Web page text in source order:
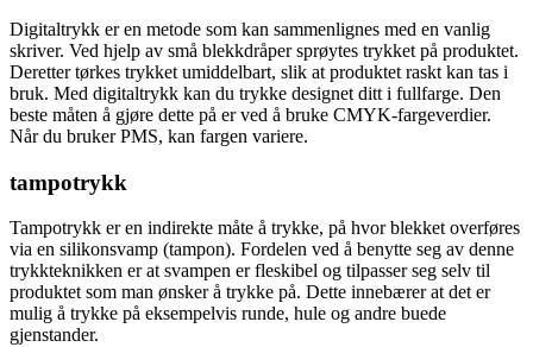
Digitaltrykk er en metode som kan sammenlignes med en vanlig
skriver. Ved hjelp av små blekkdråper sprøytes trykket på produktet.
Deretter tørkes trykket umiddelbart, slik at produktet raskt kan tas i
bruk. Med digitaltrykk kan du trykke designet ditt i fullfarge. Den
beste måten å gjøre dette på er ved å bruke CMYK-fargeverdier.
Når du bruker PMS, kan fargen variere.
tampotrykk
Tampotrykk er en indirekte måte å trykke, på hvor blekket overføres
via en silikonsvamp (tampon). Fordelen ved å benytte seg av denne
trykkteknikken er at svampen er fleskibel og tilpasser seg selv til
produktet som man ønsker å trykke på. Dette innebærer at det er
mulig å trykke på eksempelvis runde, hule og andre buede
gjenstander.